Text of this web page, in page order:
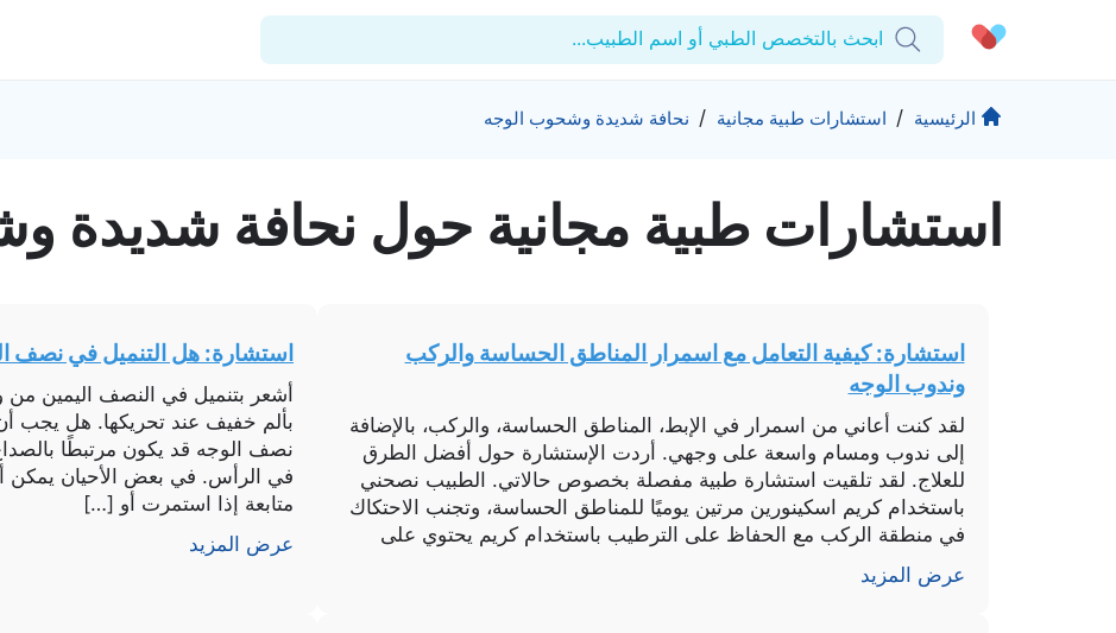
ابحث بالتخصص الطبي أو اسم الطبيب...
الحساب الشخصي
الوصفات الطبية
تسجيل الخروج
الشركة
للمنشآت المدونة
المنتجات والحلول
المراكز الطبية
برامج العناية بالصحة العيادات
تواصل الدعم الفني حقوق التأليف والنشر كيورا ©2026
الرئيسية / استشارات طبية مجانية / نحافة شديدة وشحوب الوجه
استشارات طبیة مجانیة حول نحافة شديدة
استشارة: كيفية التعامل مع اسمرار المناطق الحساسة والركب
وندوب الوجه
لقد كنت أعاني من اسمرار في الإبط، المناطق الحساسة، والركب، بالإضافة
إلى ندوب ومسام واسعة على وجهي. أردت الإستشارة حول أفضل الطرق
للعلاج. لقد تلقيت استشارة طبية مفصلة بخصوص حالاتي. الطبيب نصحني
باستخدام كريم اسكينورين مرتين يوميًا للمناطق الحساسة، وتجنب الاحتكاك
في منطقة الركب مع الحفاظ على الترطيب باستخدام كريم يحتوي على
يوريا بالإضافة لكريم […]
عرض المزيد
استشارة: هل التنميل في نصف
أشعر بتنميل في النصف اليمين من
بألم خفيف عند تحريكها. هل يجب
نصف الوجه قد يكون مرتبطًا
في الرأس. في بعض الأحيان يمكن
متابعة إذا استمرت أو […]
عرض المزيد